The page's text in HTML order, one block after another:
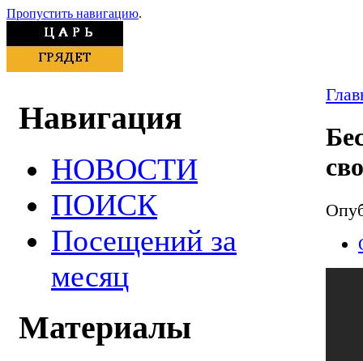
Пропустить навигацию.
Навигация
НОВОСТИ
ПОИСК
Посещений за
месяц
Материалы